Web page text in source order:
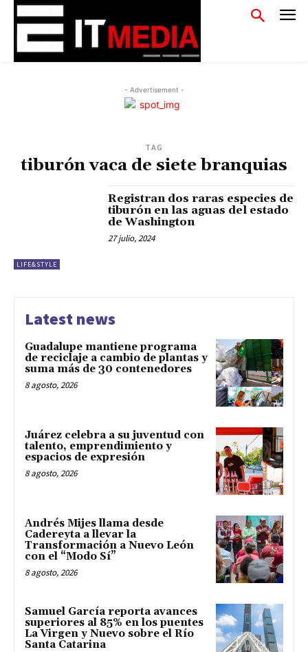
- Advertisement -
TAG
tiburón vaca de siete branquias
LIFE&STYLE
Registran dos raras especies de
tiburón en las aguas del estado
de Washington
27 julio, 2024
Latest news
Guadalupe mantiene programa
de reciclaje a cambio de plantas y
suma más de 30 contenedores
8 agosto, 2026
Juárez celebra a su juventud con
talento, emprendimiento y
espacios de expresión
8 agosto, 2026
Andrés Mijes llama desde
Cadereyta a llevar la
Transformación a Nuevo León
con el “Modo Sí”
8 agosto, 2026
Samuel García reporta avances
superiores al 85% en los puentes
La Virgen y Nuevo sobre el Río
Santa Catarina